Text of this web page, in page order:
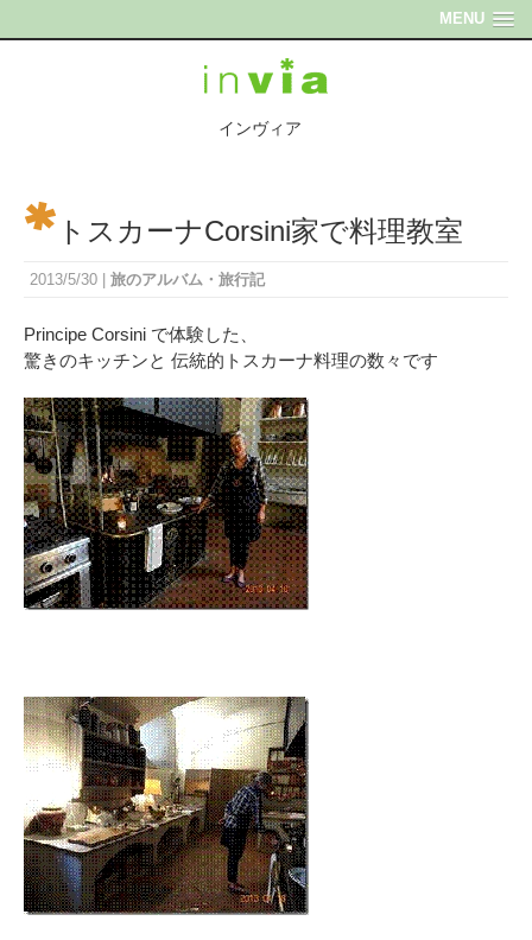
MENU
インヴィア
トスカーナCorsini家で料理教室
2013/5/30 旅のアルバム・旅行記
Principe Corsini で体験した、
驚きのキッチンと 伝統的トスカーナ料理の数々です